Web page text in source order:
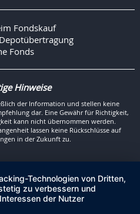
Fondskauf
Fonds
Hinweise
der Information und stellen keine
dar. Eine Gewähr für Richtigkeit,
kann nicht übernommen werden.
lassen keine Rückschlüsse auf
in der Zukunft zu.
Technologien von Dritten,
zu verbessern und
der Nutzer